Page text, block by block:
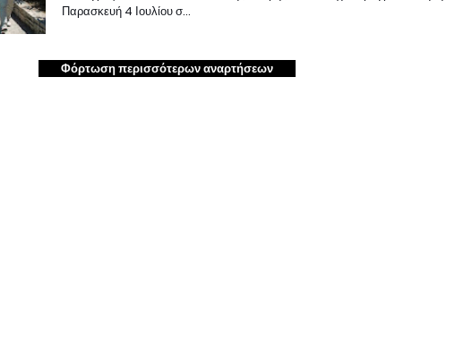
Παρασκευή 4 Ιουλίου σ…
Φόρτωση περισσότερων αναρτήσεων